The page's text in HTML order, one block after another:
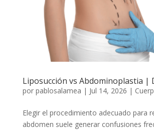
Liposucción vs Abdominoplastia |
por pablosalamea | Jul 14, 2026 |
Elegir el procedimiento adecuado para
abdomen suele generar confusiones